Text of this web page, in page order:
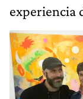
experiencia